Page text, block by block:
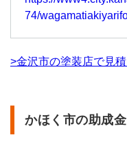
74/
>金沢市の塗装店で見
かほく市の助成金